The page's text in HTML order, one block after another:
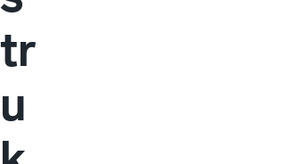
tr
u